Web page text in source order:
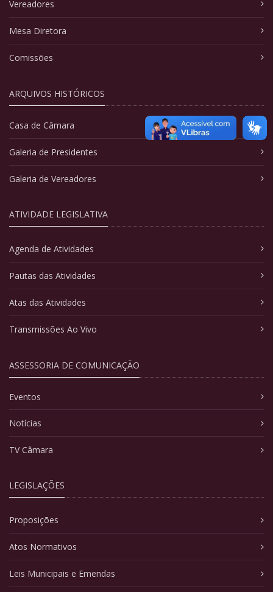
Vereadores
Mesa Diretora
Comissões
ARQUIVOS HISTÓRICOS
Casa de Câmara
Galeria de Presidentes
Galeria de Vereadores
ATIVIDADE LEGISLATIVA
Agenda de Atividades
Pautas das Atividades
Atas das Atividades
Transmissões Ao Vivo
ASSESSORIA DE COMUNICAÇÃO
Eventos
Notícias
TV Câmara
LEGISLAÇÕES
Proposições
Atos Normativos
Leis Municipais e Emendas